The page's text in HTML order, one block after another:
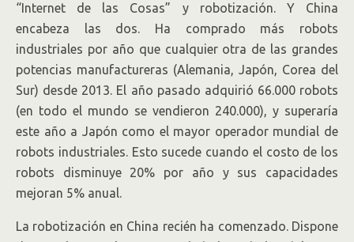
“Internet de las Cosas” y robotización. Y China
encabeza las dos. Ha comprado más robots
industriales por año que cualquier otra de las grandes
potencias manufactureras (Alemania, Japón, Corea del
Sur) desde 2013. El año pasado adquirió 66.000 robots
(en todo el mundo se vendieron 240.000), y superaría
este año a Japón como el mayor operador mundial de
robots industriales. Esto sucede cuando el costo de los
robots disminuye 20% por año y sus capacidades
mejoran 5% anual.
La robotización en China recién ha comenzado. Dispone